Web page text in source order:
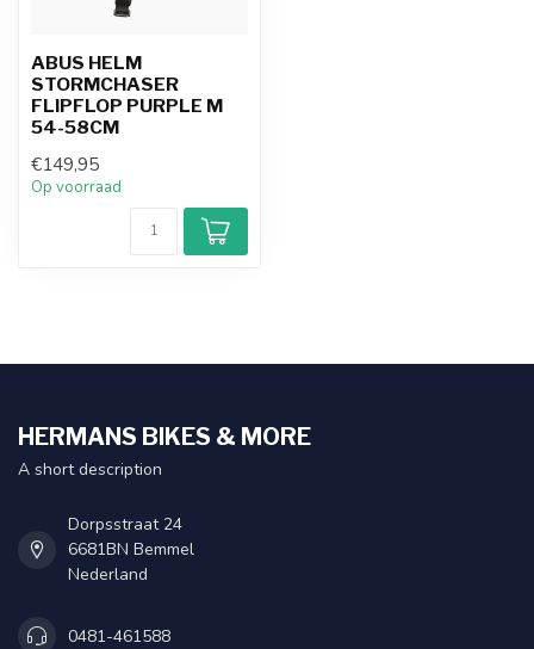
ABUS HELM
STORMCHASER
FLIPFLOP PURPLE M
54-58CM
€149,95
Op voorraad
HERMANS BIKES & MORE
A short description
Dorpsstraat 24
6681BN Bemmel
Nederland
0481-461588